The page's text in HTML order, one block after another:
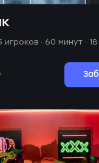
игроков · 60 минут ·